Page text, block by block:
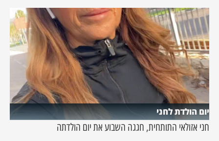
יום הולדת לחני
חני אזולאי התותחית, חגגה השבוע את יום הולדתה